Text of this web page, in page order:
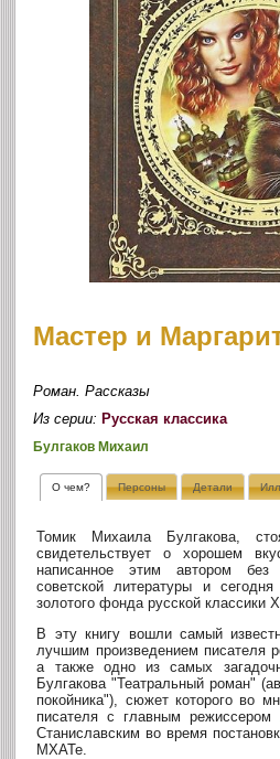
Мастер и
Роман. Рассказы
Из серии: Русская классика
Булгаков Михаил
О чем? Персоны Детали
Томик Михаила Булгакова,
свидетельствует о хорошем
написанное этим автором
советской литературы и
золотого фонда русской классики
В эту книгу вошли самый
лучшим произведением писателя
а также одно из самых
Булгакова "Театральный роман"
покойника"), сюжет которого во
писателя с главным режиссером
Станиславским во время
МХАТе.